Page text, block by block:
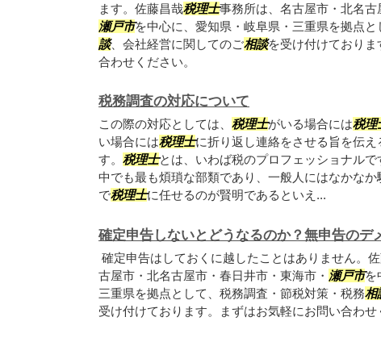
ます。佐藤昌哉税理士事務所は、名古屋市・北名古
瀬戸市を中心に、愛知県・岐阜県・三重県を拠点
談、会社経営に関してのご相談を受け付けており
合わせください。
税務調査の対応について
この際の対応としては、 税理士がいる場合には税理
い場合には税理士に折り返し連絡をさせる旨を伝え
す。 税理士とは、いわば税のプロフェッショナル
中でも最も煩瑣な部類であり、一般人にはなかなか
で税理士に任せるのが賢明であるといえ...
確定申告しないとどうなるのか？無申告のデ
確定申告はしておくに越したことはありません。
古屋市・北名古屋市・春日井市・東海市・ 瀬戸市を
三重県を拠点として、税務調査・節税対策・税務相
受け付けております。まずはお気軽にお問い合わせ